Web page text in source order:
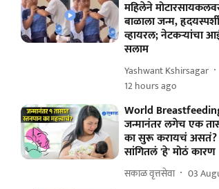
महिलेने
बाळाला जन्म,
व्हायरल; नेटकऱ्यांचा
सलाम
Yashwant Kshirsagar
12 hours ago
World
जन्मानंतर लगेच एक
का सुरू करायचं असतं?
सांगितलं 'हे' मोठं कारण
सकाळ वृत्तसेवा 03